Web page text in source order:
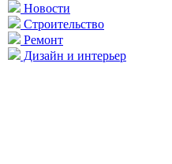
Новости
Строительство
Ремонт
Дизайн и интерьер